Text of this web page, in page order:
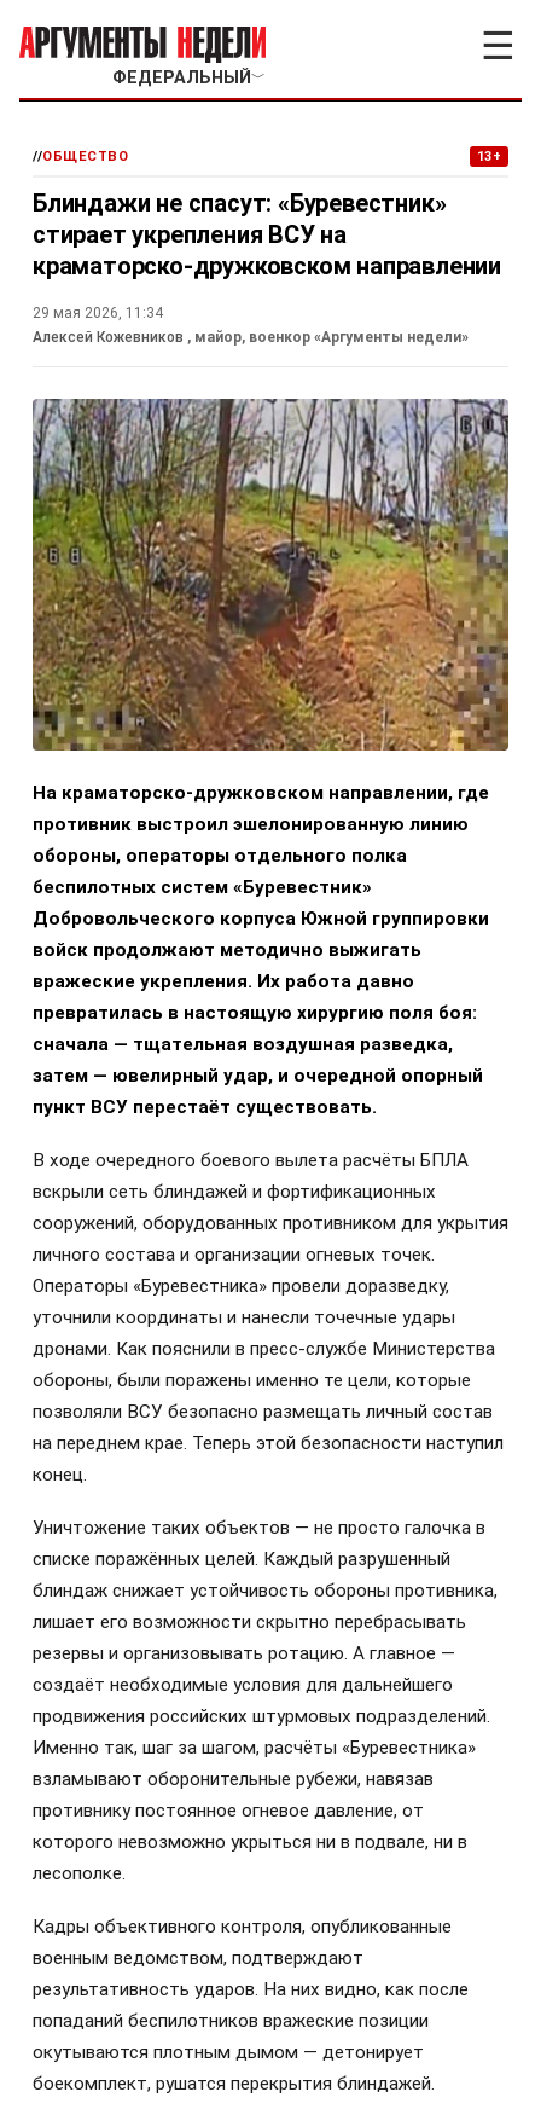
ФЕДЕРАЛЬНЫЙ ﹀
☰
//ОБЩЕСТВО 13+
Блиндажи не спасут: «Буревестник»
стирает укрепления ВСУ на
краматорско-дружковском направлении
29 мая 2026, 11:34
Алексей Кожевников , майор, военкор «Аргументы недели»
На краматорско-дружковском направлении, где
противник выстроил эшелонированную линию
обороны, операторы отдельного полка
беспилотных систем «Буревестник»
Добровольческого корпуса Южной группировки
войск продолжают методично выжигать
вражеские укрепления. Их работа давно
превратилась в настоящую хирургию поля боя:
сначала — тщательная воздушная разведка,
затем — ювелирный удар, и очередной опорный
пункт ВСУ перестаёт существовать.
В ходе очередного боевого вылета расчёты БПЛА
вскрыли сеть блиндажей и фортификационных
сооружений, оборудованных противником для укрытия
личного состава и организации огневых точек.
Операторы «Буревестника» провели доразведку,
уточнили координаты и нанесли точечные удары
дронами. Как пояснили в пресс-службе Министерства
обороны, были поражены именно те цели, которые
позволяли ВСУ безопасно размещать личный состав
на переднем крае. Теперь этой безопасности наступил
конец.
Уничтожение таких объектов — не просто галочка в
списке поражённых целей. Каждый разрушенный
блиндаж снижает устойчивость обороны противника,
лишает его возможности скрытно перебрасывать
резервы и организовывать ротацию. А главное —
создаёт необходимые условия для дальнейшего
продвижения российских штурмовых подразделений.
Именно так, шаг за шагом, расчёты «Буревестника»
взламывают оборонительные рубежи, навязав
противнику постоянное огневое давление, от
которого невозможно укрыться ни в подвале, ни в
лесополке.
Кадры объективного контроля, опубликованные
военным ведомством, подтверждают
результативность ударов. На них видно, как после
попаданий беспилотников вражеские позиции
окутываются плотным дымом — детонирует
боекомплект, рушатся перекрытия блиндажей.